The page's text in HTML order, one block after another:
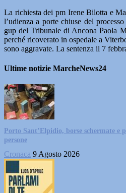
La richiesta dei pm Irene Bilotta e
l’udienza a porte chiuse del
gup del Tribunale di Ancona Paola
perché ricoverato in ospedale a
sono aggravate. La sentenza il 7
Ultime notizie MarcheNews24
Porto Sant’Elpidio, borse schermate
persone
Cronaca 9 Agosto 2026